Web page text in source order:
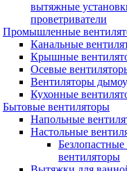
вытяжные
проветриватели
Промышленные
Канальные
Крышные
Осевые
Вентиляторы
Кухонные
Бытовые вентиляторы
Напольные
Настольные
вентиляторы